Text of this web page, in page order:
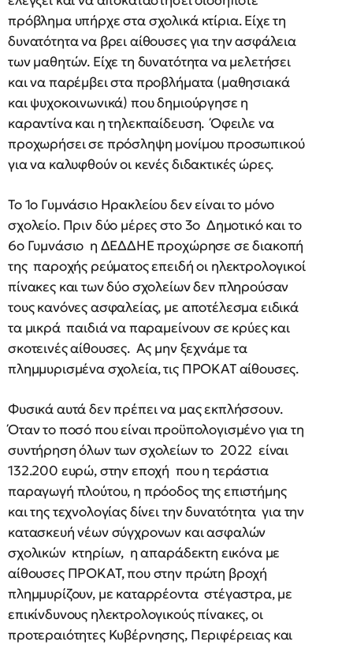
πρόβλημα υπήρχε στα σχολικά κτίρια. Είχε τη
δυνατότητα να βρει αίθουσες για την ασφάλεια
των μαθητών. Είχε τη δυνατότητα να μελετήσει
και να παρέμβει στα προβλήματα (μαθησιακά
και ψυχοκοινωνικά) που δημιούργησε η
καραντίνα και η τηλεκπαίδευση. Όφειλε να
προχωρήσει σε πρόσληψη μονίμου προσωπικού
για να καλυφθούν οι κενές διδακτικές ώρες.
Το 1ο Γυμνάσιο Ηρακλείου δεν είναι το μόνο
σχολείο. Πριν δύο μέρες στο 3ο Δημοτικό και το
6ο Γυμνάσιο η ΔΕΔΔΗΕ προχώρησε σε διακοπή
της παροχής ρεύματος επειδή οι ηλεκτρολογικοί
πίνακες και των δύο σχολείων δεν πληρούσαν
τους κανόνες ασφαλείας, με αποτέλεσμα ειδικά
τα μικρά παιδιά να παραμείνουν σε κρύες και
σκοτεινές αίθουσες. Ας μην ξεχνάμε τα
πλημμυρισμένα σχολεία, τις ΠΡΟΚΑΤ αίθουσες.
Φυσικά αυτά δεν πρέπει να μας εκπλήσσουν.
Όταν το ποσό που είναι προϋπολογισμένο για τη
συντήρηση όλων των σχολείων το 2022 είναι
132.200 ευρώ, στην εποχή που η τεράστια
παραγωγή πλούτου, η πρόοδος της επιστήμης
και της τεχνολογίας δίνει την δυνατότητα για την
κατασκευή νέων σύγχρονων και ασφαλών
σχολικών κτηρίων, η απαράδεκτη εικόνα με
αίθουσες ΠΡΟΚΑΤ, που στην πρώτη βροχή
πλημμυρίζουν, με καταρρέοντα στέγαστρα, με
επικίνδυνους ηλεκτρολογικούς πίνακες, οι
προτεραιότητες Κυβέρνησης, Περιφέρειας και